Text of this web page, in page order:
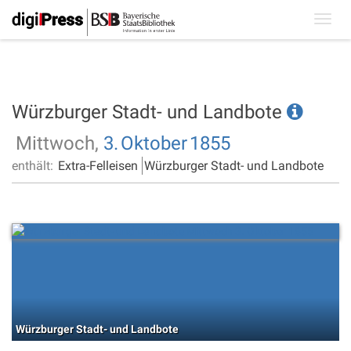
Würzburger Stadt- und Landbote
Mittwoch, 3.Oktober1855
enthält: Extra-Felleisen Würzburger Stadt- und Landbote
Würzburger Stadt- und Landbote